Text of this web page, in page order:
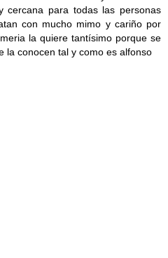
cercana para todas las personas
con mucho mimo y cariño por
la quiere tantísimo porque se
la conocen tal y como es alfonso